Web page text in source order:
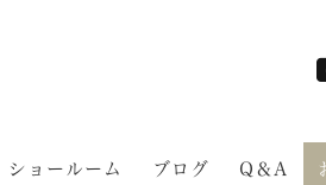
ショールーム ブログ Q＆A